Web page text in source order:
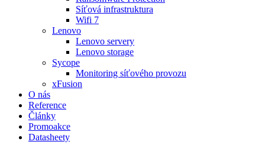
Síťová infrastruktura
Wifi 7
Lenovo
Lenovo servery
Lenovo storage
Sycope
Monitoring síťového provozu
xFusion
O nás
Reference
Články
Promoakce
Datasheety